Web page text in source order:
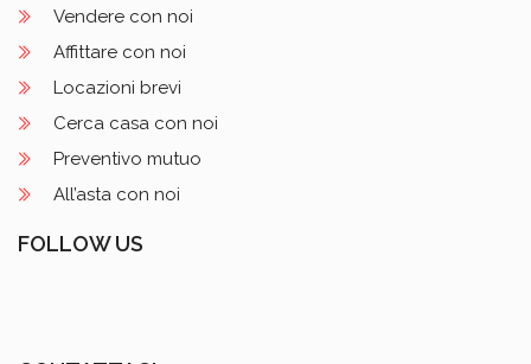
Vendere con noi
Affittare con noi
Locazioni brevi
Cerca casa con noi
Preventivo mutuo
All’asta con noi
FOLLOW US